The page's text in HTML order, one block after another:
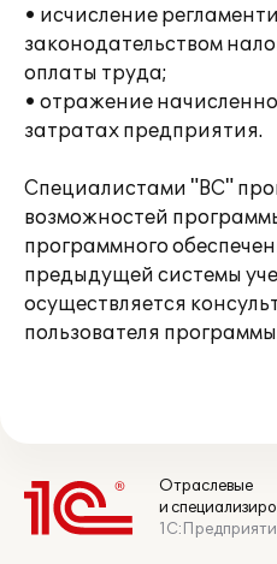
• исчисление
законодательством
оплаты труда;
• отражение
затратах предприятия.
Специалистами "ВС"
возможностей
программного
предыдущей системы
осуществляется
пользователя
Отраслевые
и